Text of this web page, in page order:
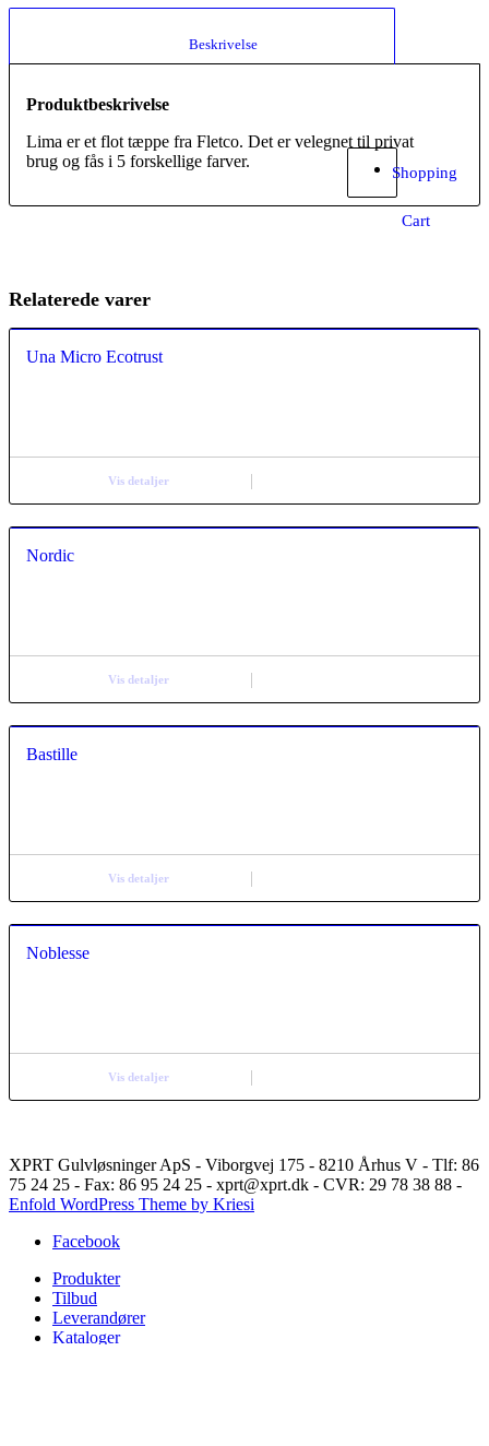
Shopping
Cart
Produktbeskrivelse
Lima er et flot tæppe fra Fletco. Det er velegnet til privat
brug og fås i 5 forskellige farver.
Relaterede varer
Una Micro Ecotrust
Vis detaljer
Nordic
Vis detaljer
Bastille
Vis detaljer
Noblesse
Vis detaljer
XPRT Gulvløsninger ApS - Viborgvej 175 - 8210 Århus V - Tlf: 86
75 24 25 - Fax: 86 95 24 25 - xprt@xprt.dk - CVR: 29 78 38 88 -
Enfold WordPress Theme by Kriesi
Facebook
Produkter
Tilbud
Leverandører
Kataloger